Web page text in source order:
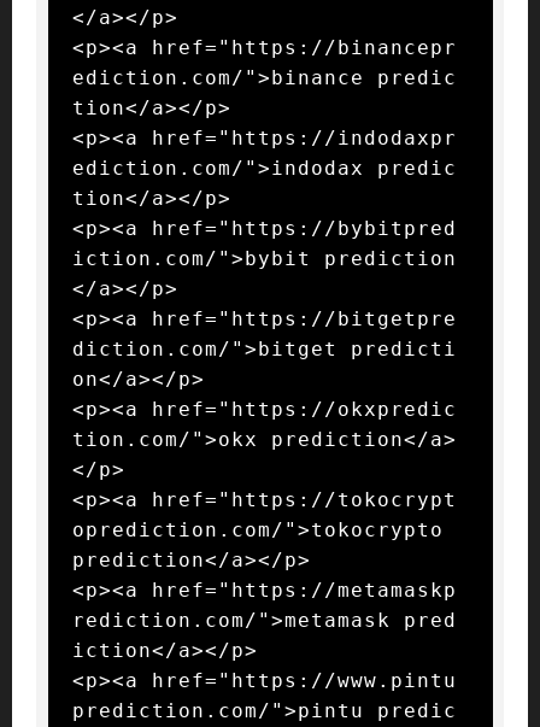
</a></p>
<p><a href="https://binancepr
ediction.com/">binance predic
tion</a></p>
<p><a href="https://indodaxpr
ediction.com/">indodax predic
tion</a></p>
<p><a href="https://bybitpred
iction.com/">bybit prediction
</a></p>
<p><a href="https://bitgetpre
diction.com/">bitget predicti
on</a></p>
<p><a href="https://okxpredic
tion.com/">okx prediction</a>
</p>
<p><a href="https://tokocrypt
oprediction.com/">tokocrypto
prediction</a></p>
<p><a href="https://metamaskp
rediction.com/">metamask pred
iction</a></p>
<p><a href="https://www.pintu
prediction.com/">pintu predic